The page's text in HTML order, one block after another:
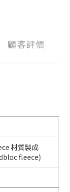
顧客評價
材質製成
fleece)